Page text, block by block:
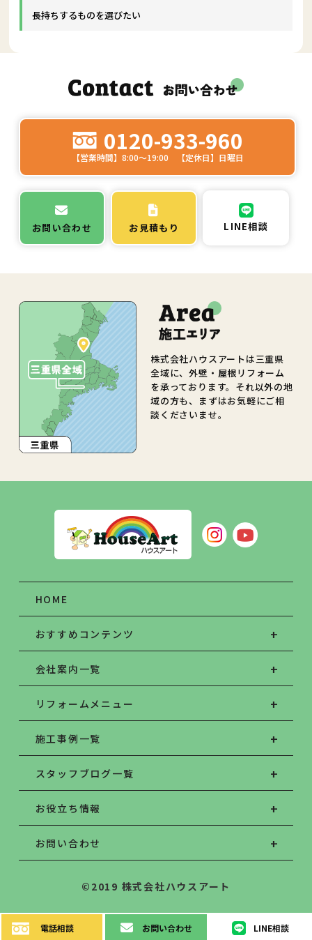
電話相談 お問い合わせ LINE相談
長持ちするものを選びたい
0120-933-960
【営業時間】8:00～19:00 【定休日】日曜日
お問い合わせ お見積もり LINE相談
株式会社ハウスアートは三重県
全域に、外壁・屋根リフォーム
を承っております。それ以外の地
域の方も、まずはお気軽にご相
談くださいませ。
HOME
おすすめコンテンツ
会社案内一覧
リフォームメニュー
施工事例一覧
スタッフブログ一覧
お役立ち情報
お問い合わせ
©2019 株式会社ハウスアート